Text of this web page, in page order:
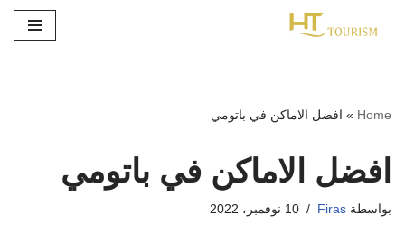
Home
» افضل الاماكن في باتومي
افضل الاماكن في باتومي
بواسطة Firas 10 نوفمبر، 2022